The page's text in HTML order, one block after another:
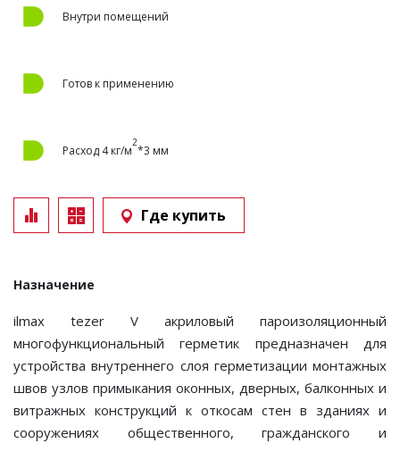
Внутри помещений
Готов к применению
Расход 4 кг/м
2
*3 мм
Где купить
Назначение
ilmax tezer V акриловый пароизоляционный
многофункциональный герметик предназначен для
устройства внутреннего слоя герметизации монтажных
швов узлов примыкания оконных, дверных, балконных и
витражных конструкций к откосам стен в зданиях и
сооружениях общественного, гражданского и